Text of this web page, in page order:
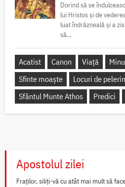
Dorind să se
lui Hristos și de
luat îndrăzneală și a
să...
Acatist Canon Viață
Sfinte moaște
Locuri de
Sfântul Munte Athos
Predici
Apostolul zilei
Fraților, siliți-vă cu atât mai mult să